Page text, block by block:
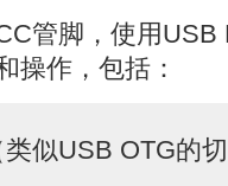
管脚，使用
操作，包括：
似USB OTG的